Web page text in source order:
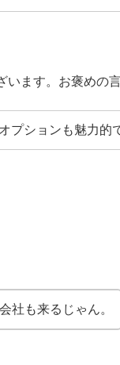
ます。お褒めの
プションも魅力的
社も来るじゃん。